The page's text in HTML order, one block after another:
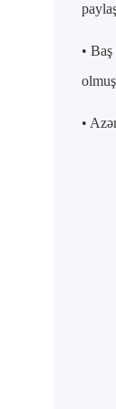
•
•